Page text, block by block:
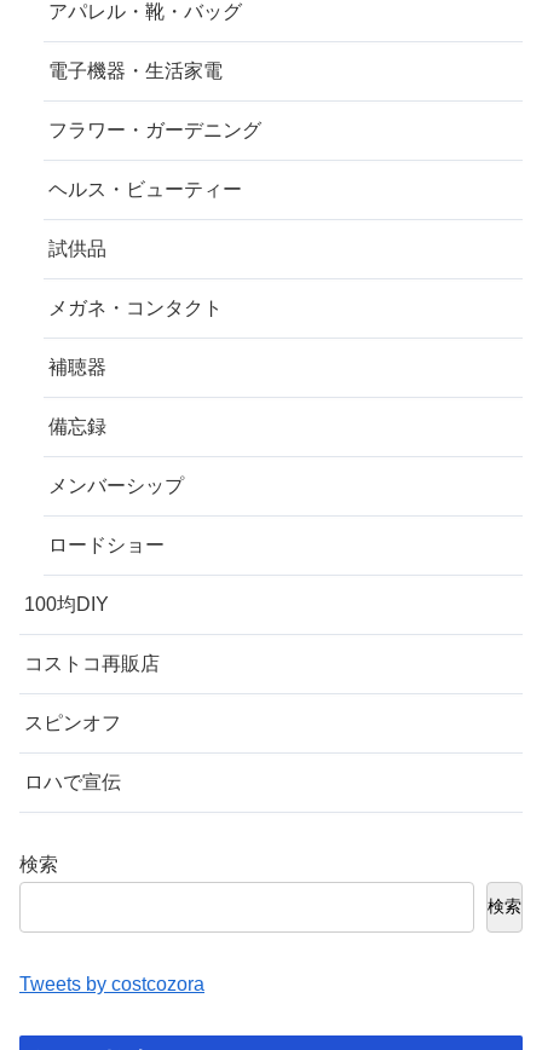
アパレル・靴・バッグ
電子機器・生活家電
フラワー・ガーデニング
ヘルス・ビューティー
試供品
メガネ・コンタクト
補聴器
備忘録
メンバーシップ
ロードショー
100均DIY
コストコ再販店
スピンオフ
ロハで宣伝
検索
検索
Tweets by costcozora